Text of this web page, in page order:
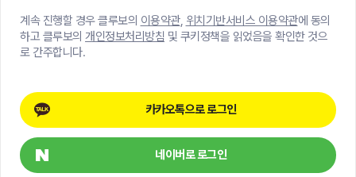
계속 진행할 경우 클루보의 이용약관, 위치기반서비스 이용약관에 동의
하고 클루보의 개인정보처리방침 및 쿠키정책을 읽었음을 확인한 것으
로 간주합니다.
카카오톡으로 로그인
네이버로 로그인